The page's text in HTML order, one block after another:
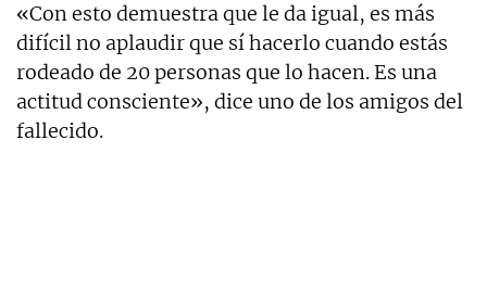
«Con esto demuestra que le da igual, es más
difícil no aplaudir que sí hacerlo cuando estás
rodeado de 20 personas que lo hacen. Es una
actitud consciente», dice uno de los amigos del
fallecido.